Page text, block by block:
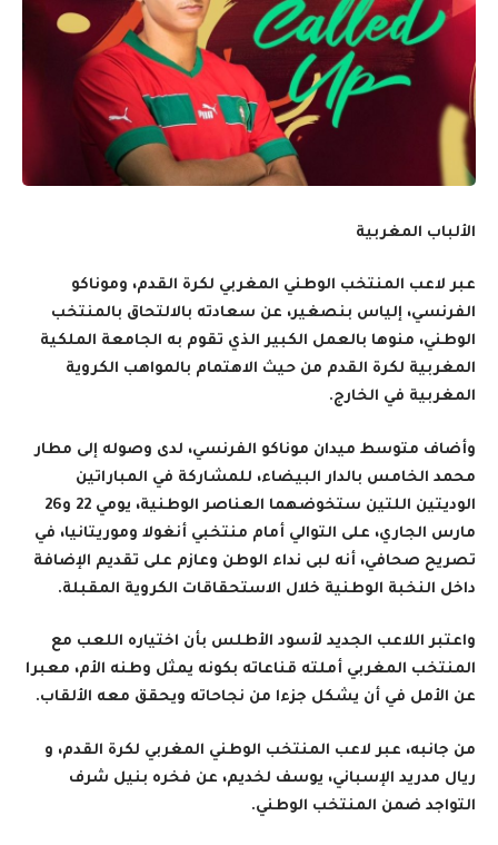
الألباب المغربية
عبر لاعب المنتخب الوطني المغربي لكرة القدم، وموناكو
الفرنسي، إلياس بنصغير، عن سعادته بالالتحاق بالمنتخب
الوطني، منوها بالعمل الكبير الذي تقوم به الجامعة الملكية
المغربية لكرة القدم من حيث الاهتمام بالمواهب الكروية
المغربية في الخارج.
وأضاف متوسط ميدان موناكو الفرنسي، لدى وصوله إلى مطار
محمد الخامس بالدار البيضاء، للمشاركة في المباراتين
الوديتين اللتين ستخوضهما العناصر الوطنية، يومي 22 و26
مارس الجاري، على التوالي أمام منتخبي أنغولا وموريتانيا، في
تصريح صحافي، أنه لبى نداء الوطن وعازم على تقديم الإضافة
داخل النخبة الوطنية خلال الاستحقاقات الكروية المقبلة.
واعتبر اللاعب الجديد لأسود الأطلس بأن اختياره اللعب مع
المنتخب المغربي أملته قناعاته بكونه يمثل وطنه الأم، معبرا
عن الأمل في أن يشكل جزءا من نجاحاته ويحقق معه الألقاب.
من جانبه، عبر لاعب المنتخب الوطني المغربي لكرة القدم، و
ريال مدريد الإسباني، يوسف لخديم، عن فخره بنيل شرف
التواجد ضمن المنتخب الوطني.